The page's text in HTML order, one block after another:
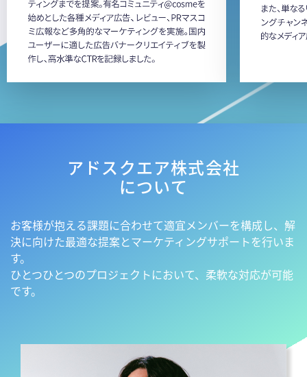
アドスクエア株式会社
について
お客様が抱える課題に合わせて適宜メンバーを構成し、解
決に向けた最適な提案とマーケティングサポートを行いま
す。
ひとつひとつのプロジェクトにおいて、柔軟な対応が可能
です。